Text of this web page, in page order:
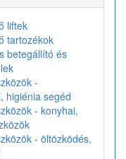
liftek
tartozékok
betegállító és
-
higiénia segéd
- konyhai,
- öltözködés,